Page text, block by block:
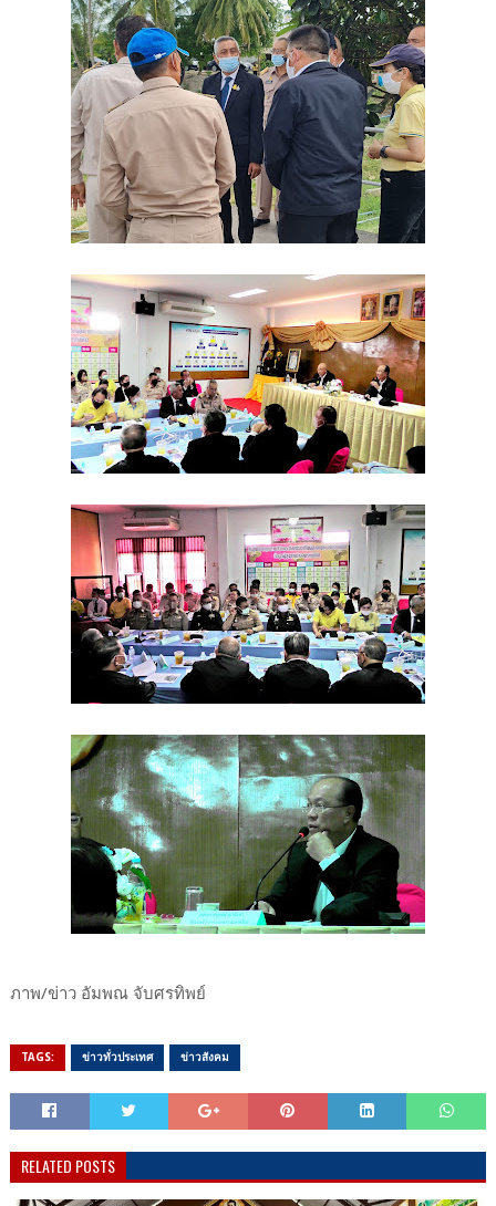
ภาพ/ข่าว อัมพณ​ จับศรทิพย์
TAGS: ข่าวทั่วประเทศ ข่าวสังคม
RELATED POSTS